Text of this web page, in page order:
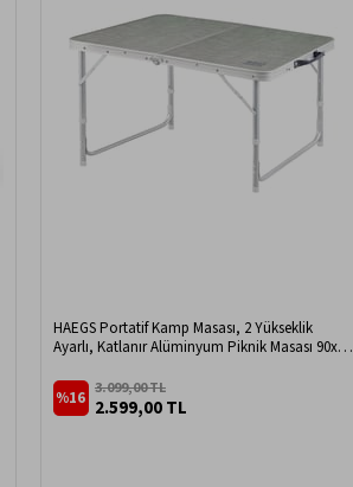
HAEGS Portatif Kamp Masası, 2 Yükseklik
Ayarlı, Katlanır Alüminyum Piknik Masası 90x50
2.599,00 TL
3.099,00 TL
%16